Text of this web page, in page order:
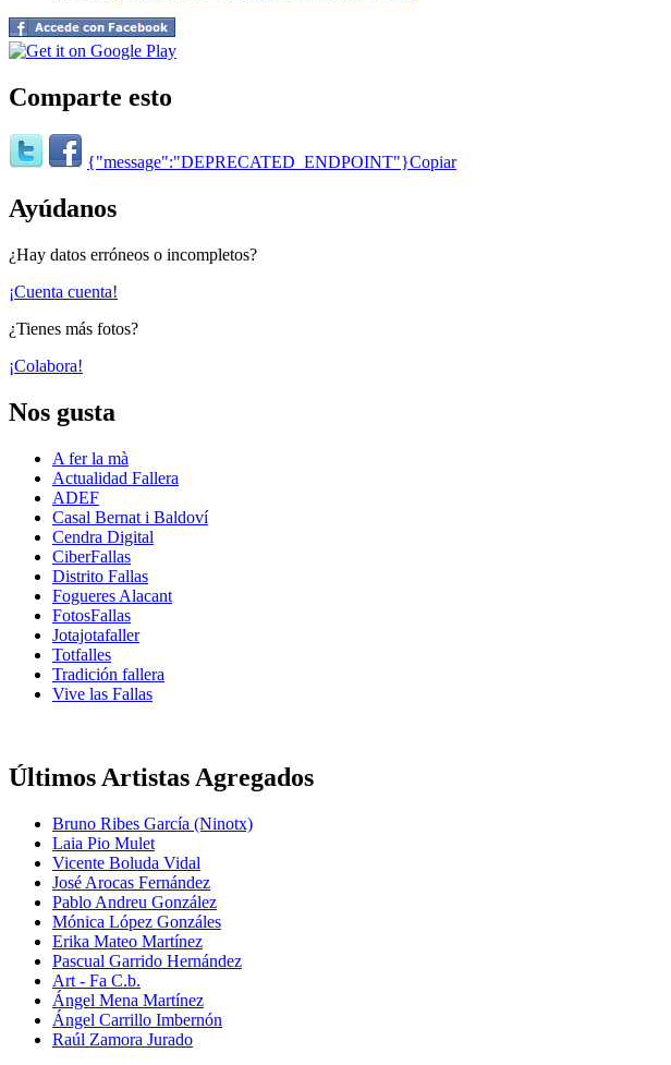
Comparte esto
{"message":"DEPRECATED_ENDPOINT"}Copiar
Ayúdanos
¿Hay datos erróneos o incompletos?
¡Cuenta cuenta!
¿Tienes más fotos?
¡Colabora!
Nos gusta
A fer la mà
Actualidad Fallera
ADEF
Casal Bernat i Baldoví
Cendra Digital
CiberFallas
Distrito Fallas
Fogueres Alacant
FotosFallas
Jotajotafaller
Totfalles
Tradición fallera
Vive las Fallas
Últimos Artistas Agregados
Bruno Ribes García (Ninotx)
Laia Pio Mulet
Vicente Boluda Vidal
José Arocas Fernández
Pablo Andreu González
Mónica López Gonzáles
Erika Mateo Martínez
Pascual Garrido Hernández
Art - Fa C.b.
Ángel Mena Martínez
Ángel Carrillo Imbernón
Raúl Zamora Jurado